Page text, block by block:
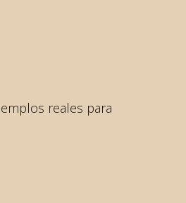
reales para